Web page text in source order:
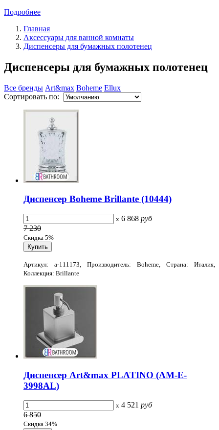
Подробнее
Главная
Аксессуары для ванной комнаты
Диспенсеры для бумажных полотенец
Диспенсеры для бумажных полотенец
Все бренды Art&max Boheme Ellux
Сортировать по:
Диспенсер Boheme Brillante (10444)
x 6 868 руб
7 230
Скидка 5%
Артикул: a-111173, Производитель: Boheme, Страна: Италия,
Коллекция: Brillante
Диспенсер Art&max PLATINO (AM-E-
3998AL)
x 4 521 руб
6 850
Скидка 34%